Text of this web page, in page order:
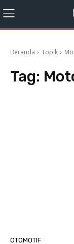
Beranda Topik
Tag:
OTOMOTIF